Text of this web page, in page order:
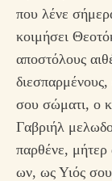
που λένε
κοιμήσει
αποστόλους
σου σώματι, ο
Γαβριήλ
παρθένε,
ων, ως Υιός